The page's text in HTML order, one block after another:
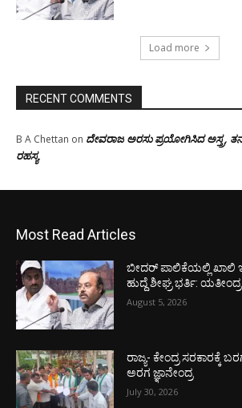
Load more
RECENT COMMENTS
B A Chettan on ದೇವರಾಜ ಅರಸು ಪ್ರಯೋಗಿಸಿದ ಅಸ್ತ್ರ,
ರಹಸ್ಯ
Most Read Articles
ಬೀದರ್ ಪಾಲಿಕೆಯಲ್ಲಿ ಖಾಲಿ
ಹುದ್ದೆ ಶೀಘ್ರ ಭರ್ತಿ:
August 5, 2026
ರಾಜ್ಯ- ಕೇಂದ್ರ ಸರಕಾರಕ್ಕೆ
ಅರಗ ಜ್ಞಾನೇಂದ್ರ
July 30, 2026